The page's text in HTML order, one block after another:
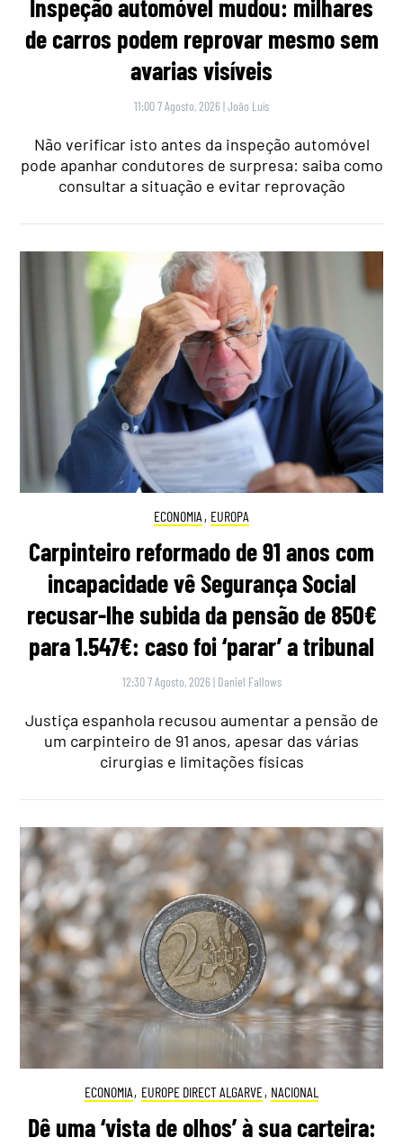
Inspeção automóvel mudou: milhares
de carros podem reprovar mesmo sem
avarias visíveis
11:00 7 Agosto, 2026 |João Luís
Não verificar isto antes da inspeção automóvel
pode apanhar condutores de surpresa: saiba como
consultar a situação e evitar reprovação
ECONOMIA , EUROPA
Carpinteiro reformado de 91 anos com
incapacidade vê Segurança Social
recusar-lhe subida da pensão de 850€
para 1.547€: caso foi ‘parar’ a tribunal
12:30 7 Agosto, 2026 | Daniel Fallows
Justiça espanhola recusou aumentar a pensão de
um carpinteiro de 91 anos, apesar das várias
cirurgias e limitações físicas
ECONOMIA, EUROPE DIRECT ALGARVE, NACIONAL
Dê uma ‘vista de olhos’ à sua carteira: